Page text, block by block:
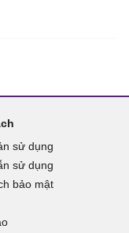
sử dụng
sử dụng
bảo mật